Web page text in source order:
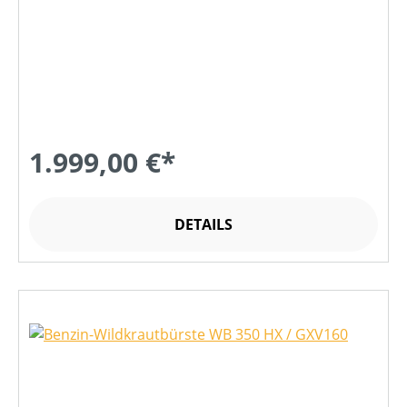
1.999,00 €*
DETAILS